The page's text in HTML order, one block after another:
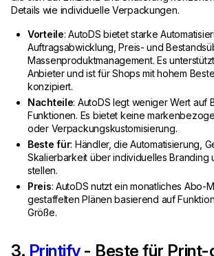
Details wie individuelle Verpackungen.
Vorteile: AutoDS bietet starke
Auftragsabwicklung, Preis- und
Massenproduktmanagement. Es
Anbieter und ist für Shops mit hohem
konzipiert.
Nachteile: AutoDS legt weniger Wert auf
Funktionen. Es bietet keine
oder Verpackungskustomisierung.
Beste für: Händler, die Automatisierung,
Skalierbarkeit über individuelles Branding
stellen.
Preis: AutoDS nutzt ein monatliches Abo-
gestaffelten Plänen basierend auf
Größe.
3. Printify - Beste für Print-